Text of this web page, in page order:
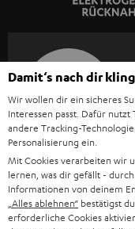
BIS ZU
€ 45
RABATT
N
e
w
Wähle
Melde dich für
€ 45 als
Damit‘s nach dir
Wir wollen dir ein sicheres
Interessen passt. Dafür
andere Tracking-
Personalisierung ein.
Mit Cookies verarbeiten wir
lernen, was dir gefällt -
Informationen von deinem
„Alles ablehnen“ bestätigst
erforderliche Cookies